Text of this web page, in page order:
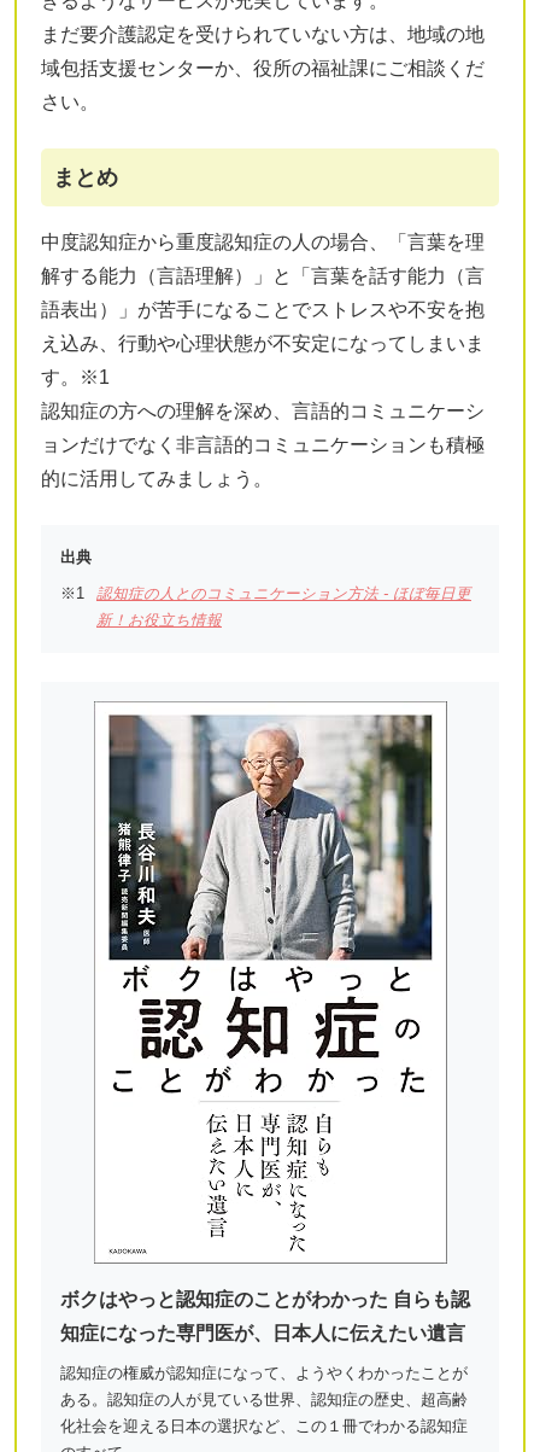
まだ要介護認定を受けられていない方は、地域の地
域包括支援センターか、役所の福祉課にご相談くだ
さい。
まとめ
中度認知症から重度認知症の人の場合、「言葉を理
解する能力（言語理解）」と「言葉を話す能力（言
語表出）」が苦手になることでストレスや不安を抱
え込み、行動や心理状態が不安定になってしまいま
す。※1
認知症の方への理解を深め、言語的コミュニケーシ
ョンだけでなく非言語的コミュニケーションも積極
的に活用してみましょう。
出典
認知症の人とのコミュニケーション方法 - ほぼ毎日更
新！お役立ち情報
ボクはやっと認知症のことがわかった 自らも認
知症になった専門医が、日本人に伝えたい遺言
認知症の権威が認知症になって、ようやくわかったことが
ある。認知症の人が見ている世界、認知症の歴史、超高齢
化社会を迎える日本の選択など、この１冊でわかる認知症